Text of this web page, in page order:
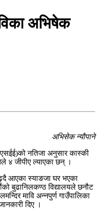
अभिषेक
अभिसेक न्यौपाने
(एसईई)को नतिजा अनुसार कास्की
४ जीपीए ल्याएका छन् ।
आएका स्याङजा घर भएका
बुढानिलकण्ठ विद्यालयले छनौट
मावि अन्नपुर्ण गाउँपालिका
दिए ।